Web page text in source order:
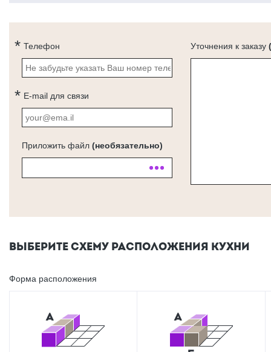
Телефон
E-mail для связи
Приложить файл (необязательно)
Уточнения к заказу
ВЫБЕРИТЕ СХЕМУ РАСПОЛОЖЕНИЯ КУХНИ
Форма расположения